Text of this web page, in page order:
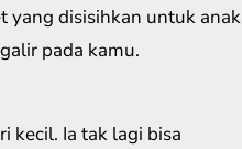
yang disisihkan untuk anak
pada kamu.
kecil. Ia tak lagi bisa